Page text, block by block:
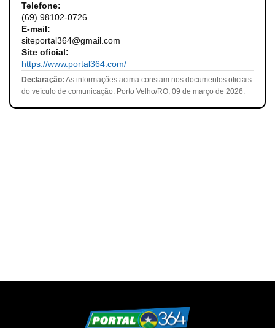
Telefone:
(69) 98102-0726
E-mail:
siteportal364@gmail.com
Site oficial:
https://www.portal364.com/
Declaração: As informações acima constam nos documentos oficiais
do veículo de comunicação. Porto Velho/RO, 09 de março de 2026.